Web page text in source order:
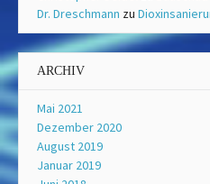
Dr. Dreschmann zu
ARCHIV
Mai 2021
Dezember 2020
August 2019
Januar 2019